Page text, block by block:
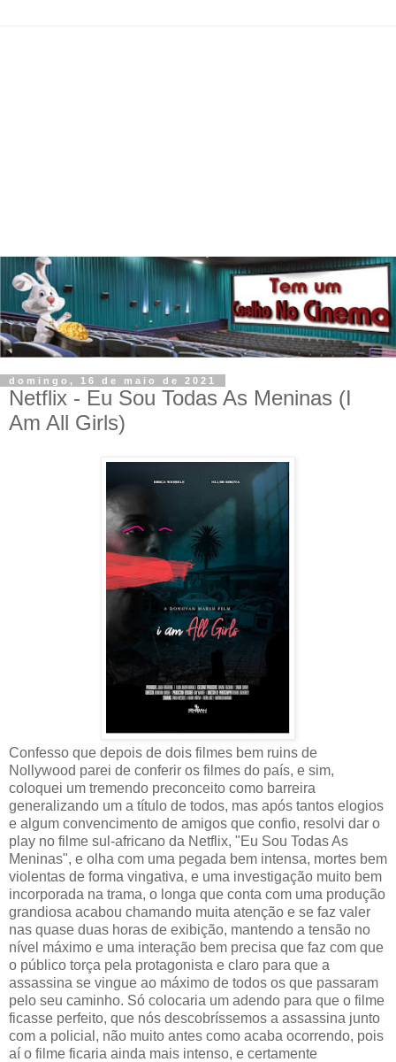
domingo, 16 de maio de 2021
Netflix - Eu Sou Todas As Meninas (I
Am All Girls)
Confesso que depois de dois filmes bem ruins de
Nollywood parei de conferir os filmes do país, e sim,
coloquei um tremendo preconceito como barreira
generalizando um a título de todos, mas após tantos elogios
e algum convencimento de amigos que confio, resolvi dar o
play no filme sul-africano da Netflix, "Eu Sou Todas As
Meninas", e olha com uma pegada bem intensa, mortes bem
violentas de forma vingativa, e uma investigação muito bem
incorporada na trama, o longa que conta com uma produção
grandiosa acabou chamando muita atenção e se faz valer
nas quase duas horas de exibição, mantendo a tensão no
nível máximo e uma interação bem precisa que faz com que
o público torça pela protagonista e claro para que a
assassina se vingue ao máximo de todos os que passaram
pelo seu caminho. Só colocaria um adendo para que o filme
ficasse perfeito, que nós descobríssemos a assassina junto
com a policial, não muito antes como acaba ocorrendo, pois
aí o filme ficaria ainda mais intenso, e certamente